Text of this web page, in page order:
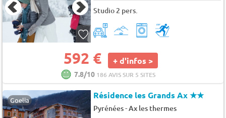
Studio 2 pers.
592 € + d'infos >
7.8/10 186 AVIS SUR 5 SITES
Goelia Résidence les Grands Ax★★
Pyrénées-Ax les thermes